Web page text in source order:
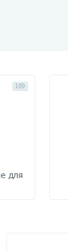
169
для